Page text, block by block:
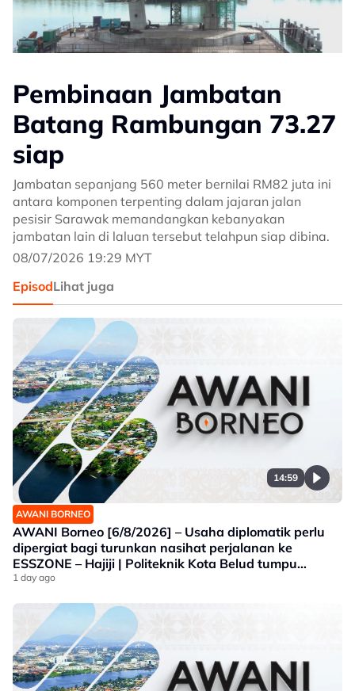
Pembinaan Jambatan
Batang Rambungan 73.27
siap
Jambatan sepanjang 560 meter bernilai RM82 juta ini
antara komponen terpenting dalam jajaran jalan
pesisir Sarawak memandangkan kebanyakan
jambatan lain di laluan tersebut telahpun siap dibina.
08/07/2026 19:29 MYT
EpisodLihat juga
14:59
AWANI BORNEO
AWANI Borneo [6/8/2026] – Usaha diplomatik perlu
dipergiat bagi turunkan nasihat perjalanan ke
ESSZONE – Hajiji | Politeknik Kota Belud tumpu
bidang selaras keperluan industri Sabah |
produk tempatan
1 day ago